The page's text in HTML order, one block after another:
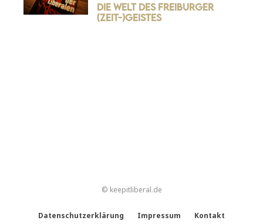
Die Welt des Freiburger
(Zeit-)Geistes
© keepitliberal.de
Datenschutzerklärung Impressum Kontakt